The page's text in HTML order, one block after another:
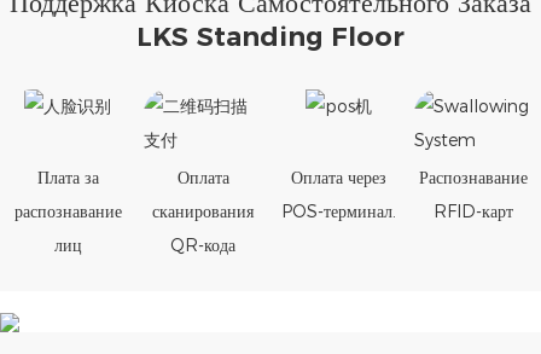
LKS Standing Floor
Плата за
распознавание
лиц
Оплата
сканирования
QR-кода
Оплата через
POS-терминал.
Распознавание
RFID-карт